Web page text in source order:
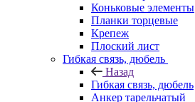
Коньковые элементы
Планки торцевые
Крепеж
Плоский лист
Гибкая связь, дюбель
Назад
Гибкая связь, дюбель
Анкер тарельчатый